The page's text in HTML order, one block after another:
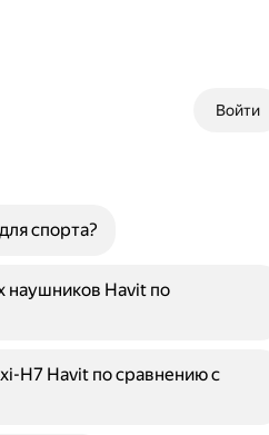
Войти
спорта?
наушников Havit по
H7 Havit по сравнению с